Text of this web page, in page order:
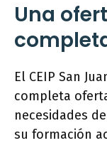
Una
El CEIP San
completa
necesidades
su formación